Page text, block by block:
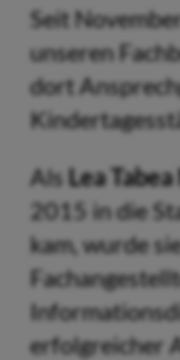
Seit
unseren
dort
Als Lea
2015 in die
kam, wurde
erfolgreicher